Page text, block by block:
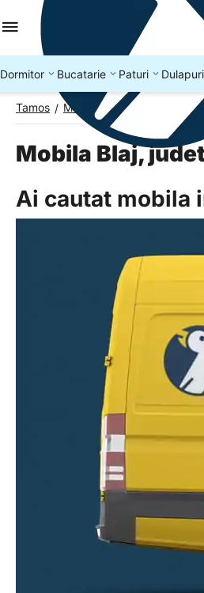
Dormitor Bucatarie Paturi Dulapuri
Tamos / Mobila Romania Mobila
Mobila Blaj,
Ai cautat mobila